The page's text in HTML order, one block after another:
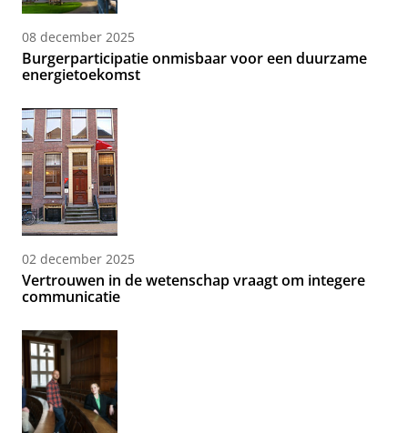
08 december 2025
Burgerparticipatie onmisbaar voor een duurzame
energietoekomst
02 december 2025
Vertrouwen in de wetenschap vraagt om integere
communicatie